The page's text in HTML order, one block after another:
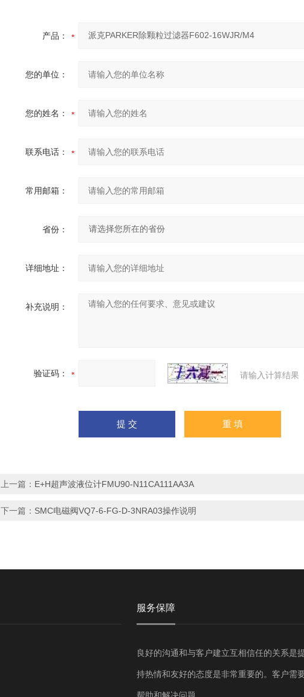
产品：
您的单位：
您的姓名：
联系电话：
常用邮箱：
省份：
详细地址：
补充说明：
验证码： 请输入计算结果
上一篇： E+H超声波液位计FMU90-N11CA111AA3A
下一篇： SMC电磁阀VQ7-6-FG-D-3NRA03操作说明
服务保障
良好的沟通和与客户建立互相信任的关系是
持热情和友好的态度是非常重要的。客户需